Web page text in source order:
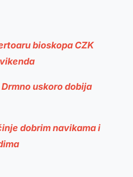
bioskopa CZK
uskoro dobija
dobrim navikama i